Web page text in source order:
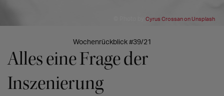
Cyrus Crossan on Unsplash
Wochenrückblick #39/21
Alles eine Frage der
Inszenierung